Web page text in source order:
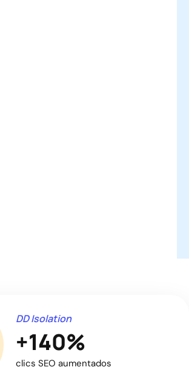
DD Isolation
+140%
clics SEO aumentados